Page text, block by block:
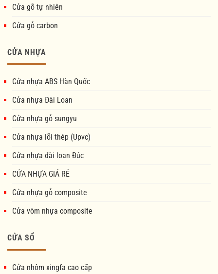
Cửa gỗ tự nhiên
Cửa gỗ carbon
CỬA NHỰA
Cửa nhựa ABS Hàn Quốc
Cửa nhựa Đài Loan
Cửa nhựa gỗ sungyu
Cửa nhựa lõi thép (Upvc)
Cửa nhựa đài loan Đúc
CỬA NHỰA GIÁ RẺ
Cửa nhựa gỗ composite
Cửa vòm nhựa composite
CỬA SỔ
Cửa nhôm xingfa cao cấp